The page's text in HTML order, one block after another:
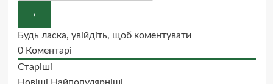
Будь ласка, увійдіть, щоб коментувати
0Коментарі
Старіші